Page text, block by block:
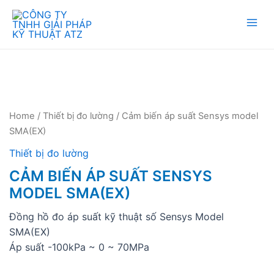
Home / Thiết bị đo lường / Cảm biến áp suất Sensys model
SMA(EX)
Thiết bị đo lường
CẢM BIẾN ÁP SUẤT SENSYS
MODEL SMA(EX)
Đồng hồ đo áp suất kỹ thuật số Sensys Model
SMA(EX)
Áp suất -100kPa ~ 0 ~ 70MPa